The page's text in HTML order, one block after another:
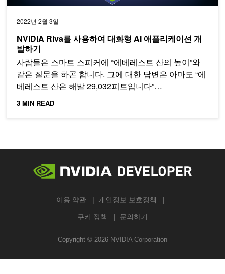
2022년 2월 3일
NVIDIA Riva를 사용하여 대화형 AI 애플리케이션 개
발하기
사람들은 스마트 스피커에 “에베레스트 산의 높이”와
같은 질문을 하곤 합니다. 그에 대한 답변은 아마도 “에
베레스트 산은 해발 29,032피트입니다”…
3 MIN READ
이용 약관 개인정보 보호정책
쿠키 정책 문의하기
Copyright © 2026 NVIDIA Corporation